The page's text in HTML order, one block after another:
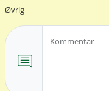
Øvrig
comment
Kommentar